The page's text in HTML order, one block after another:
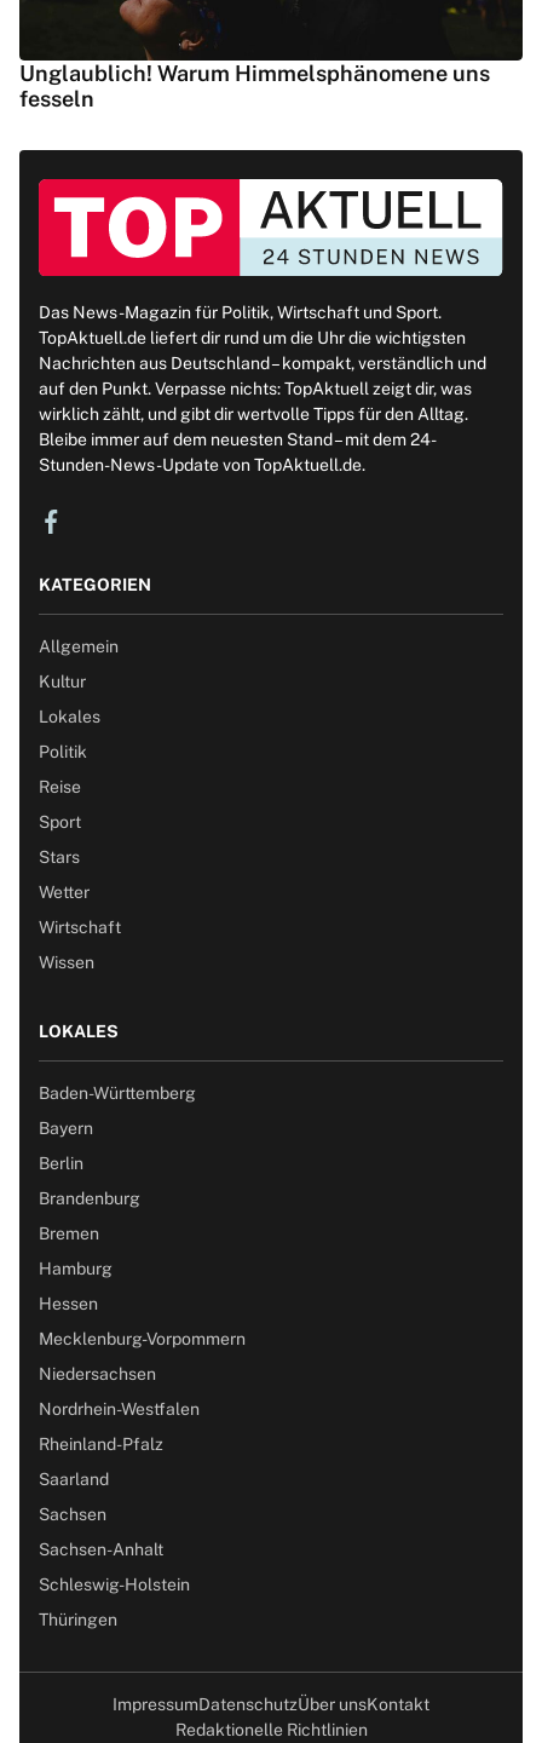
Unglaublich! Warum Himmelsphänomene uns
fesseln
Das News-Magazin für Politik, Wirtschaft und Sport.
TopAktuell.de liefert dir rund um die Uhr die wichtigsten
Nachrichten aus Deutschland – kompakt, verständlich und
auf den Punkt. Verpasse nichts: TopAktuell zeigt dir, was
wirklich zählt, und gibt dir wertvolle Tipps für den Alltag.
Bleibe immer auf dem neuesten Stand – mit dem 24-
Stunden-News-Update von TopAktuell.de.
KATEGORIEN
Allgemein
Kultur
Lokales
Politik
Reise
Sport
Stars
Wetter
Wirtschaft
Wissen
LOKALES
Baden-Württemberg
Bayern
Berlin
Brandenburg
Bremen
Hamburg
Hessen
Mecklenburg-Vorpommern
Niedersachsen
Nordrhein-Westfalen
Rheinland-Pfalz
Saarland
Sachsen
Sachsen-Anhalt
Schleswig-Holstein
Thüringen
ImpressumDatenschutzÜber unsKontakt
Redaktionelle Richtlinien